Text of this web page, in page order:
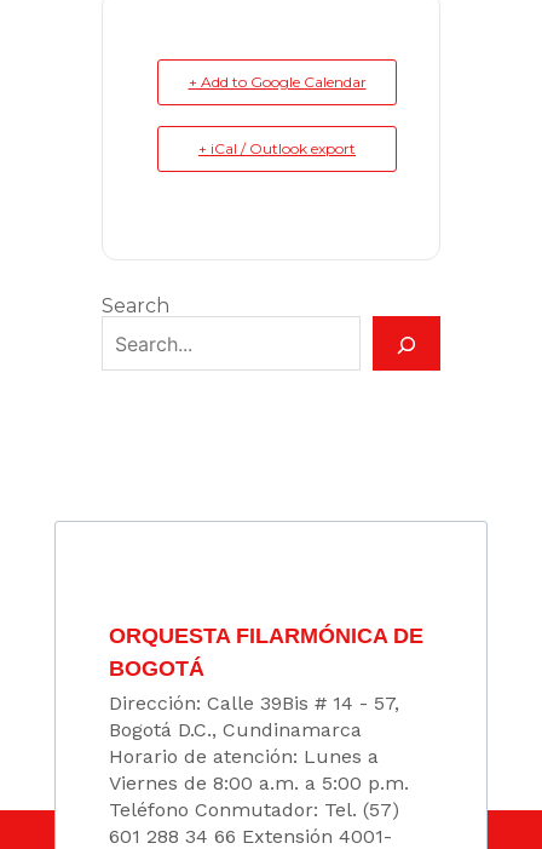
+ Add to Google Calendar
+ iCal / Outlook export
Search
ORQUESTA FILARMÓNICA DE
BOGOTÁ
Dirección: Calle 39Bis # 14 - 57,
Bogotá D.C., Cundinamarca
Horario de atención: Lunes a
Viernes de 8:00 a.m. a 5:00 p.m.
Teléfono Conmutador: Tel. (57)
601 288 34 66 Extensión 4001-